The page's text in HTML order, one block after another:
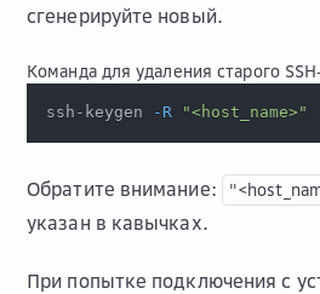
сгенерируйте новый.
Команда для удаления старого
ssh-keygen -R "<host_name>"
Обратите внимание:
указан в кавычках.
При попытке подключения с